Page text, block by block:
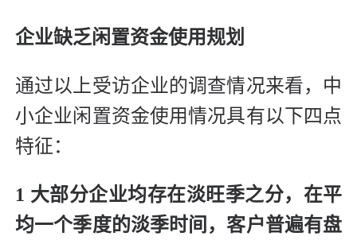
企业缺乏闲置资金使用规划
通过以上受访企业的调查情况来看，中
小企业闲置资金使用情况具有以下四点
特征：
1 大部分企业均存在淡旺季之分，在平
均一个季度的淡季时间，客户普遍有盘